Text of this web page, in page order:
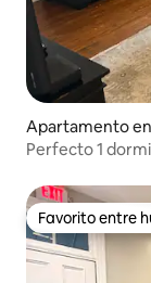
Apartamento
Perfecto 1
Favorito entre
Favorito entre